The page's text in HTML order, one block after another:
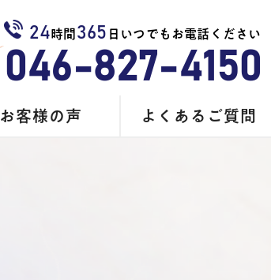
24 時間 365 日いつでもお電話ください
046-827-4150
お客様の声 よくあるご質問